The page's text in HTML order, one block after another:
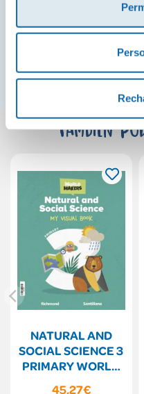
«Una novela fresca y
de cuatro jóvenes
los vaivenes de la vida.»
Diario de Sevilla
También
NATURAL AND
SOCIAL SCIENCE 3
PRIMARY WORLD
45,27€